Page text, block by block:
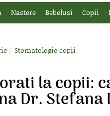
Nastere Bebelusi Copii
/ Stomatologie copii
la copii:
Dr. Stefana